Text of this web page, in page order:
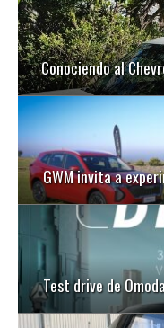
Conociendo al
GWM invita a
Test drive de